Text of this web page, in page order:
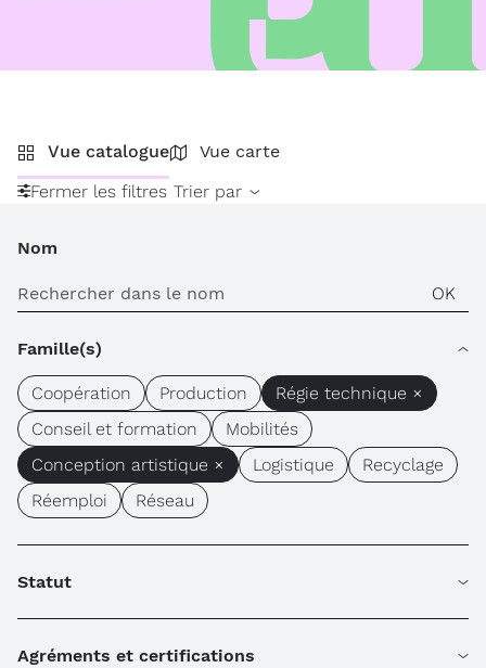
Vue catalogue
Vue carte
Fermer les filtres Trier par
Nom
Famille(s)
Coopération Production
Régie technique ×
Conseil et formation
Mobilités
Conception artistique ×
Logistique
Recyclage
Réemploi
Réseau
Statut
Agréments et certifications